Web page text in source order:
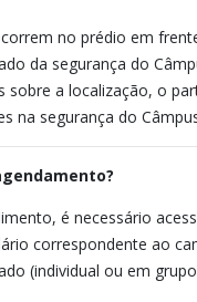
no prédio em
da segurança do
sobre a localização, o
na segurança do
é necessário
correspondente ao
(individual ou em